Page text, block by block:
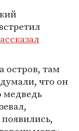
остров, там
что он
медведь